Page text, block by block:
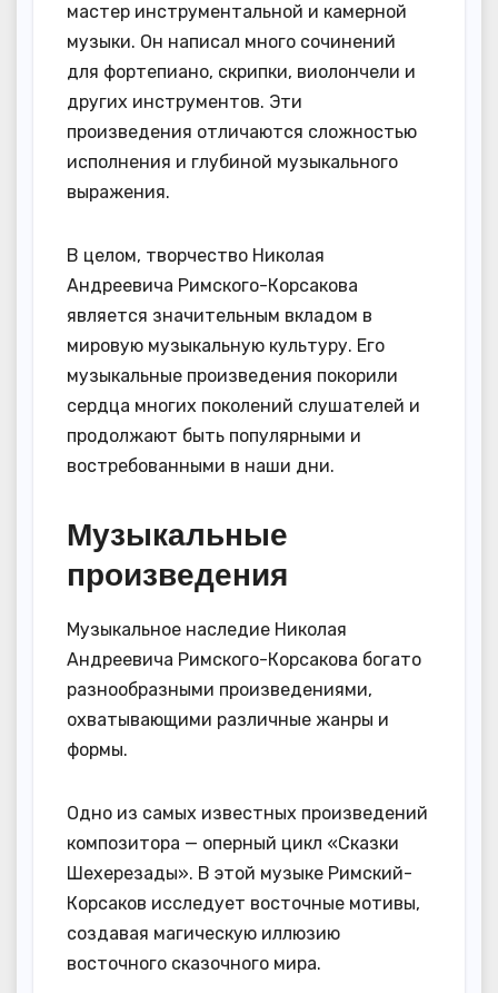
мастер инструментальной и камерной
музыки. Он написал много сочинений
для фортепиано, скрипки, виолончели и
других инструментов. Эти
произведения отличаются сложностью
исполнения и глубиной музыкального
выражения.
В целом, творчество Николая
Андреевича Римского-Корсакова
является значительным вкладом в
мировую музыкальную культуру. Его
музыкальные произведения покорили
сердца многих поколений слушателей и
продолжают быть популярными и
востребованными в наши дни.
Музыкальные
произведения
Музыкальное наследие Николая
Андреевича Римского-Корсакова богато
разнообразными произведениями,
охватывающими различные жанры и
формы.
Одно из самых известных произведений
композитора — оперный цикл «Сказки
Шехерезады». В этой музыке Римский-
Корсаков исследует восточные мотивы,
создавая магическую иллюзию
восточного сказочного мира.